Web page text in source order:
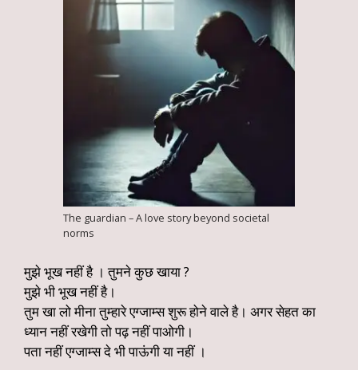
The guardian – A love story beyond societal
norms
मुझे भूख नहीं है । तुमने कुछ खाया ?
मुझे भी भूख नहीं है।
तुम खा लो मीना तुम्हारे एग्जाम्स शुरू होने वाले है। अगर सेहत का
ध्यान नहीं रखेगी तो पढ़ नहीं पाओगी।
पता नहीं एग्जाम्स दे भी पाऊंगी या नहीं ।